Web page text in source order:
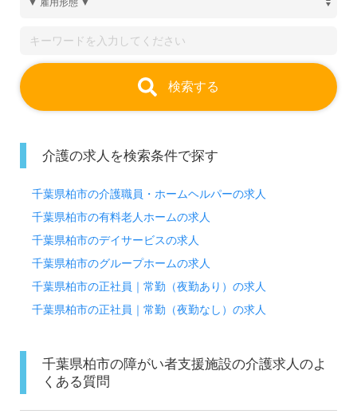
検索する
介護の求人を検索条件で探す
千葉県柏市の介護職員・ホームヘルパーの求人
千葉県柏市の有料老人ホームの求人
千葉県柏市のデイサービスの求人
千葉県柏市のグループホームの求人
千葉県柏市の正社員｜常勤（夜勤あり）の求人
千葉県柏市の正社員｜常勤（夜勤なし）の求人
千葉県柏市の障がい者支援施設の介護求人のよ
くある質問